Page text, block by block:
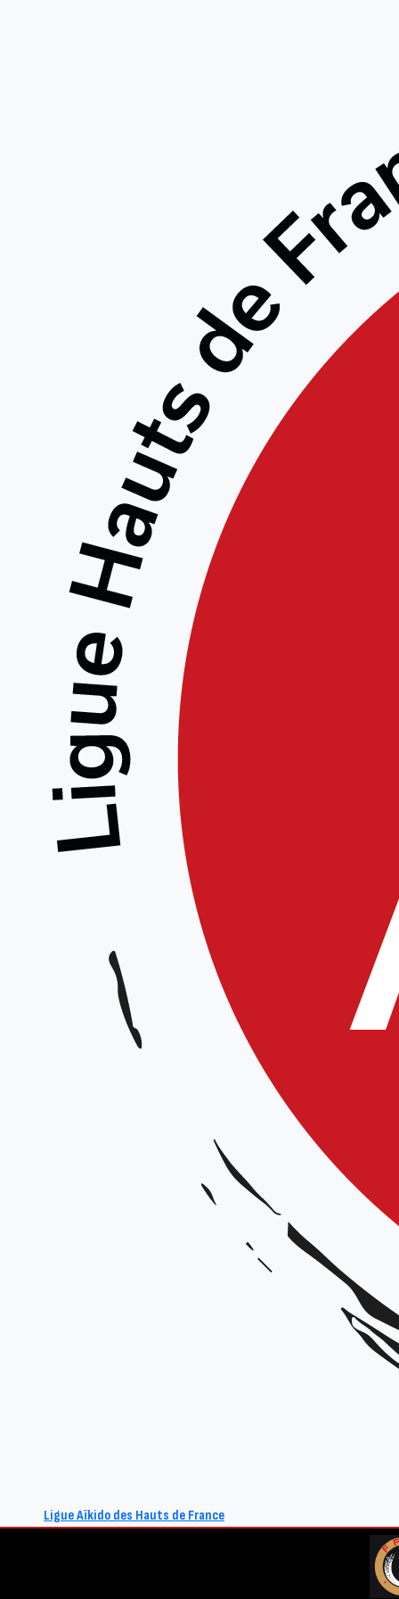
Ligue Aïkido des Hauts de France
Les Assemblées Générales
auront lieu :
le Samedi 2 novembre 2024 à
Au dojo du complexe sportif du
Rue de la Chapelle 80 260
Accueil à partir de 14h00 pour
Pour rappel, chaque club devra
et réglé la cotisation club à la
de la cotisation club à la Ligue
De même les représentants de
renouvelés leur licence 2024-
Nous comptons sur la présence
par définition mandaté par son
Générale de la Ligue, a un
représenté, soit par son
Directeur ; mais il est
voix de ses licenciés, donc des
https://youtu.be/t0lROIwnjd0
Pouvoir qui doit être signé du
REVENIR À LA LISTE DES ACTUALITÉS